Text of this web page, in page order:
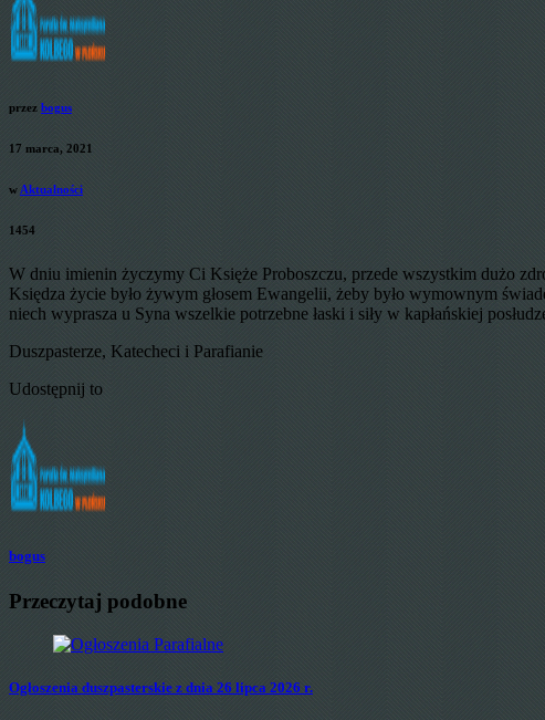
przez bogus
17 marca, 2021
w Aktualności
1454
W dniu imienin życzymy Ci Księże Proboszczu, przede wszystkim dużo
Księdza życie było żywym głosem Ewangelii, żeby było wymownym
niech wyprasza u Syna wszelkie potrzebne łaski i siły w kapłańskiej
Duszpasterze, Katecheci i Parafianie
Udostępnij to
bogus
Przeczytaj podobne
Ogłoszenia duszpasterskie z dnia 26 lipca 2026 r.